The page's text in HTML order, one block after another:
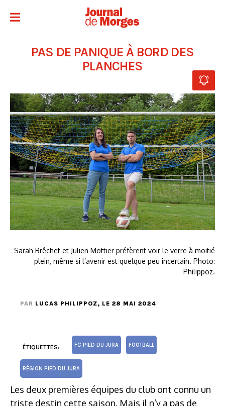
PAS DE PANIQUE À BORD DES
PLANCHES
Sarah Brêchet et Julien Mottier préfèrent voir le verre à moitié
plein, même si l’avenir est quelque peu incertain. Photo:
Philippoz.
PAR LUCAS PHILIPPOZ, LE 28 MAI 2024
ÉTIQUETTES: FC PIED DU JURA FOOTBALL
RÉGION PIED DU JURA
Les deux premières équipes du club ont connu un
triste destin cette saison. Mais il n’y a pas de